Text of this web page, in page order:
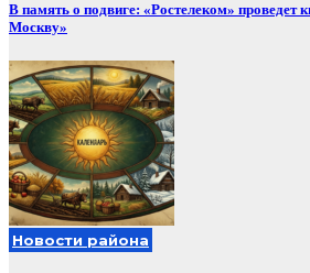
В память о подвиге: «Ростелеком» проведет
Москву»
Новости района